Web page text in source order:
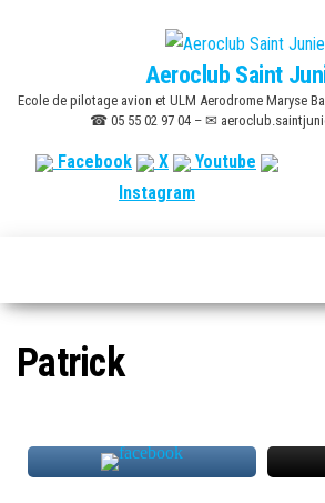
content
Aeroclub Saint
Ecole de pilotage avion et ULM Aerodrome Maryse
☎ 05 55 02 97 04 – ✉
Facebook X
Youtube
Instagram
Patrick